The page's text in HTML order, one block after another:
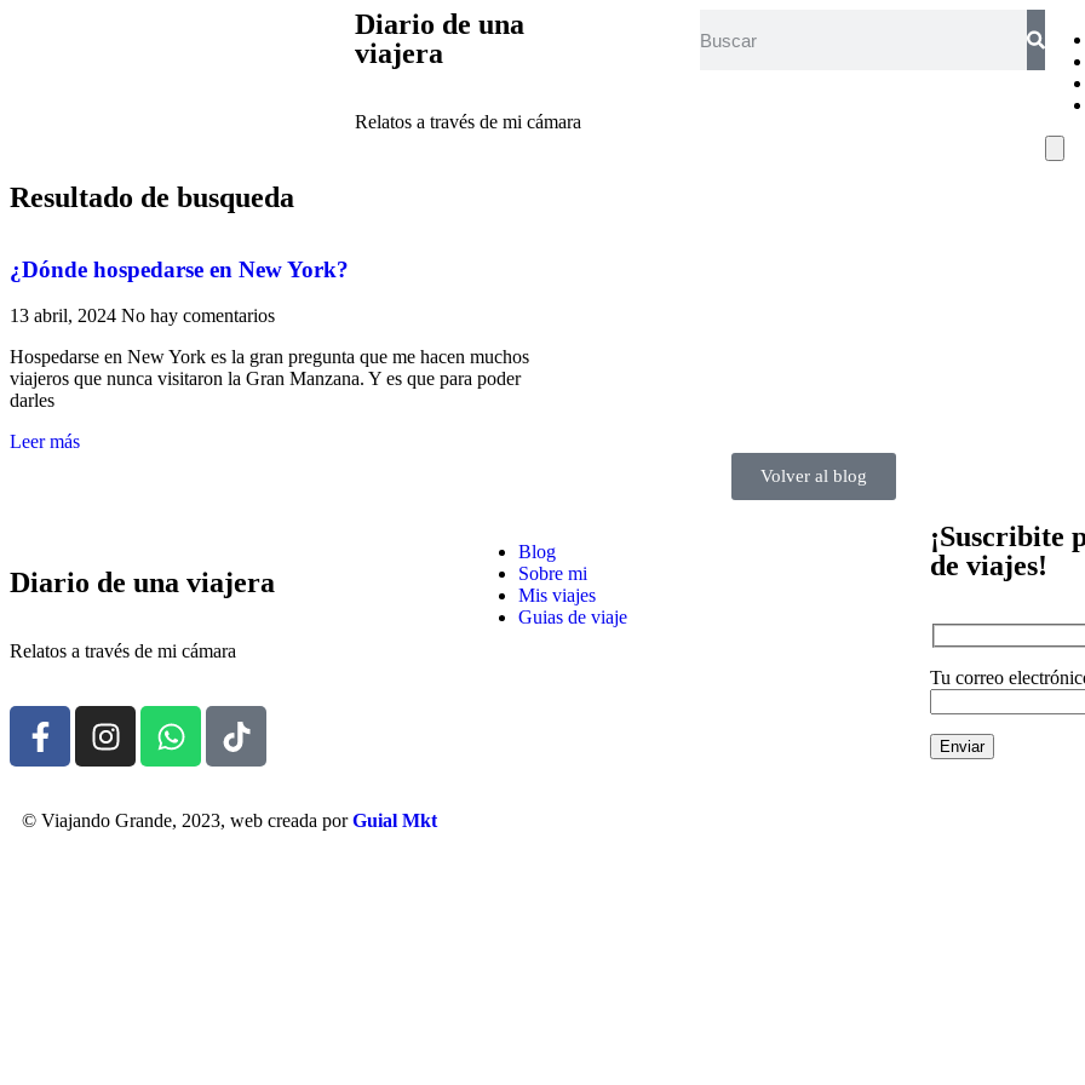
Diario de una
viajera
Relatos a través de mi cámara
Resultado de busqueda
¿Dónde hospedarse en New York?
13 abril, 2024 No hay comentarios
Hospedarse en New York es la gran pregunta que me hacen muchos
viajeros que nunca visitaron la Gran Manzana. Y es que para poder
darles
Leer más
Volver al blog
Diario de una viajera
Relatos a través de mi cámara
Blog
Sobre mi
Mis viajes
Guias de viaje
¡Suscribite
de viajes!
Tu correo
© Viajando Grande, 2023, web creada porGuial Mkt